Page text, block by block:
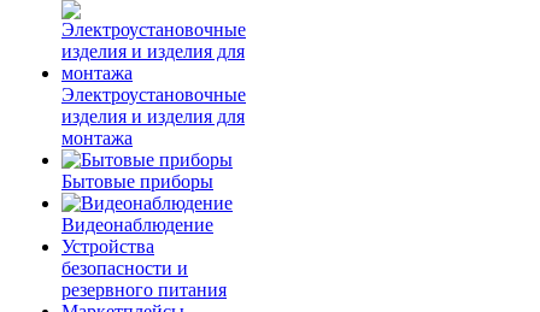
Электроустановочные
изделия и изделия для
монтажа
Бытовые приборы
Видеонаблюдение
Устройства
безопасности и
резервного питания